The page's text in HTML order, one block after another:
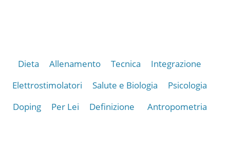
Dieta Allenamento Tecnica
Integrazione
Elettrostimolatori
Salute e Biologia
Psicologia
Doping
Per Lei Definizione Antropometria